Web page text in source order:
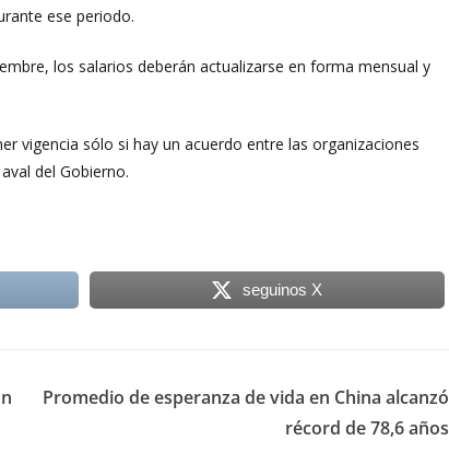
ese periodo.
los salarios deberán actualizarse en forma mensual y
vigencia sólo si hay un acuerdo entre las organizaciones
del Gobierno.
seguinos X
Promedio de esperanza de vida en China alcanzó
récord de 78,6 años